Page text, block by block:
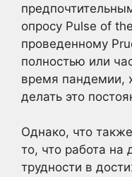
опросу Pulse of
проведенному
полностью или
время пандемии,
делать это
Однако, что
то, что работа
трудности в